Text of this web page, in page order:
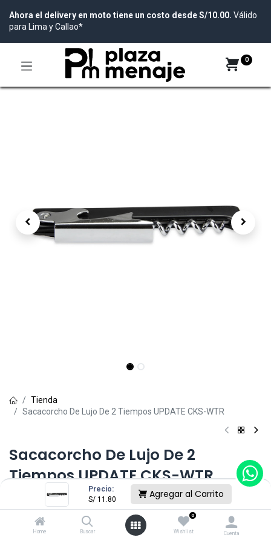
Precio:
S/ 11.80 Agregar al Carrito
Home Buscar
0
Wishlist Cuenta
Ahora el delivery en moto tiene un costo desde S/10.00. Válido
para Lima y Callao*
0
Tienda
Sacacorcho De Lujo De 2 Tiempos UPDATE CKS-WTR
Sacacorcho De Lujo De 2
Tiempos UPDATE CKS-WTR
(0 reseña)
11.80